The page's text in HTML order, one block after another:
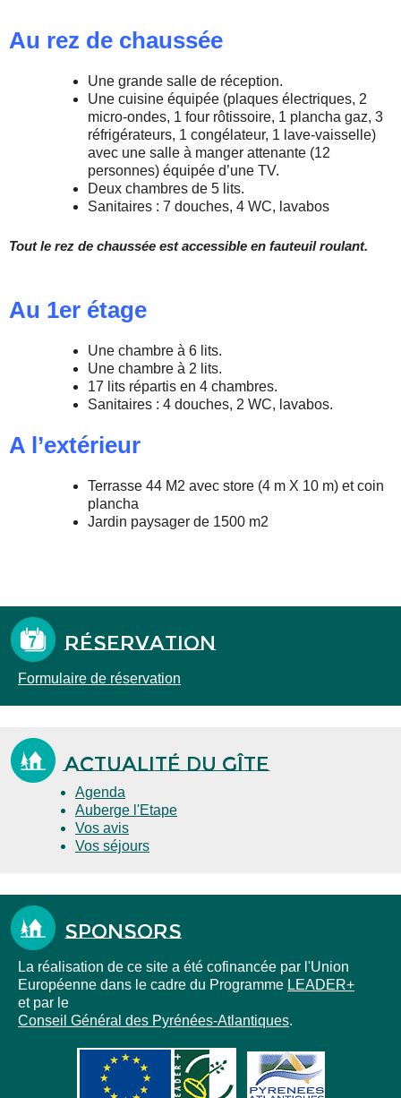
Au rez de chaussée
Une grande salle de réception.
Une cuisine équipée (plaques électriques, 2
micro-ondes, 1 four rôtissoire, 1 plancha gaz, 3
réfrigérateurs, 1 congélateur, 1 lave-vaisselle)
avec une salle à manger attenante (12
personnes) équipée d’une TV.
Deux chambres de 5 lits.
Sanitaires : 7 douches, 4 WC, lavabos
Tout le rez de chaussée est accessible en fauteuil roulant.
Au 1er étage
Une chambre à 6 lits.
Une chambre à 2 lits.
17 lits répartis en 4 chambres.
Sanitaires : 4 douches, 2 WC, lavabos.
A l’extérieur
Terrasse 44 M2 avec store (4 m X 10 m) et coin
plancha
Jardin paysager de 1500 m2
Réservation
Formulaire de réservation
Actualité du gîte
Agenda
Auberge l'Etape
Vos avis
Vos séjours
Sponsors
La réalisation de ce site a été cofinancée par l'Union
Européenne dans le cadre du Programme LEADER+
et par le
Conseil Général des Pyrénées-Atlantiques.